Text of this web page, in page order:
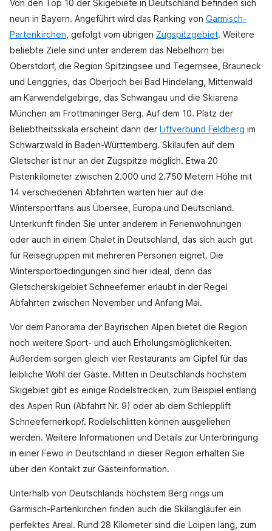
Von den Top 10 der Skigebiete in Deutschland befinden sich
neun in Bayern. Angeführt wird das Ranking von Garmisch-
Partenkirchen , gefolgt vom übrigen Zugspitzgebiet. Weitere
beliebte Ziele sind unter anderem das Nebelhorn bei
Oberstdorf, die Region Spitzingsee und Tegernsee, Brauneck
und Lenggries, das Oberjoch bei Bad Hindelang, Mittenwald
am Karwendelgebirge, das Schwangau und die Skiarena
München am Frottmaninger Berg. Auf dem 10. Platz der
Beliebtheitsskala erscheint dann der Liftverbund Feldberg im
Schwarzwald in Baden-Württemberg. Skilaufen auf dem
Gletscher ist nur an der Zugspitze möglich. Etwa 20
Pistenkilometer zwischen 2.000 und 2.750 Metern Höhe mit
14 verschiedenen Abfahrten warten hier auf die
Wintersportfans aus Übersee, Europa und Deutschland.
Unterkunft finden Sie unter anderem in Ferienwohnungen
oder auch in einem Chalet in Deutschland, das sich auch gut
für Reisegruppen mit mehreren Personen eignet. Die
Wintersportbedingungen sind hier ideal, denn das
Gletscherskigebiet Schneeferner erlaubt in der Regel
Abfahrten zwischen November und Anfang Mai.
Vor dem Panorama der Bayrischen Alpen bietet die Region
noch weitere Sport- und auch Erholungsmöglichkeiten.
Außerdem sorgen gleich vier Restaurants am Gipfel für das
leibliche Wohl der Gäste. Mitten in Deutschlands höchstem
Skigebiet gibt es einige Rodelstrecken, zum Beispiel entlang
des Aspen Run (Abfahrt Nr. 9) oder ab dem Schlepplift
Schneefernerkopf. Rodelschlitten können ausgeliehen
werden. Weitere Informationen und Details zur Unterbringung
in einer Fewo in Deutschland in dieser Region erhalten Sie
über den Kontakt zur Gästeinformation.
Unterhalb von Deutschlands höchstem Berg rings um
Garmisch-Partenkirchen finden auch die Skilangläufer ein
perfektes Areal. Rund 28 Kilometer sind die Loipen lang, zum